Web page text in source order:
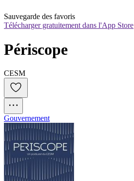
Sauvegarde des favoris
Télécharger gratuitement dans l'App Store
Périscope
CESM
Gouvernement